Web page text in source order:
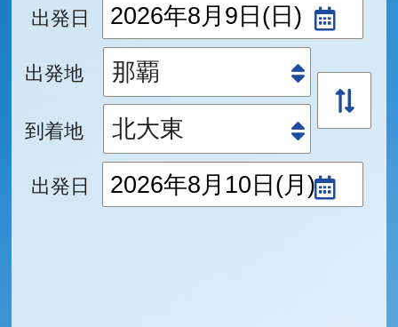
出発日
出発地
到着地
出発日